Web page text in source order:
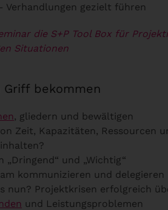
Verhandlungen gezielt führen
die S+P Tool Box für
Situationen
Griff bekommen
, gliedern und bewältigen
Zeit, Kapazitäten, Ressourcen
und „Wichtig“
kommunizieren und delegieren
nun? Projektkrisen erfolgreich
und Leistungsproblemen